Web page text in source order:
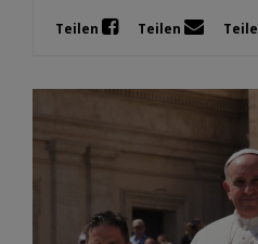
Teilen Teilen